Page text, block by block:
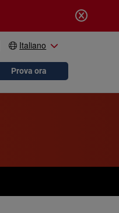
Italiano
search
Prova ora